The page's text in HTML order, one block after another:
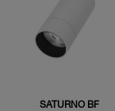
SATURNO BF